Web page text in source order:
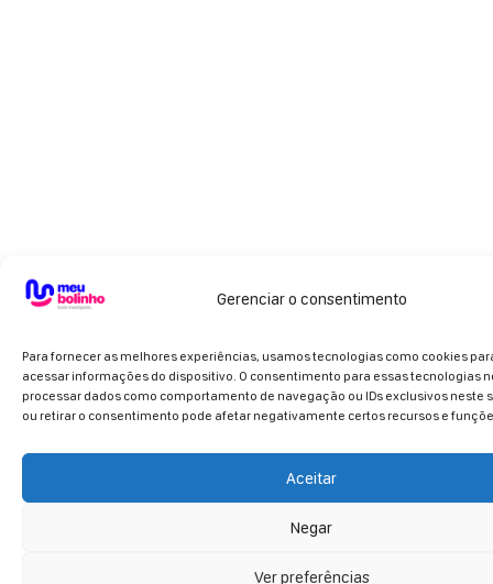
Gerenciar o consentimento
Para fornecer as melhores experiências, usamos tecnologias como cookies
acessar informações do dispositivo. O consentimento para essas tecnologias
processar dados como comportamento de navegação ou IDs exclusivos neste
ou retirar o consentimento pode afetar negativamente certos recursos e
Aceitar
Negar
Ver preferências